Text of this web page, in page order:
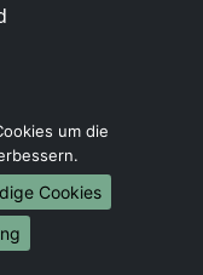
um die
Cookies